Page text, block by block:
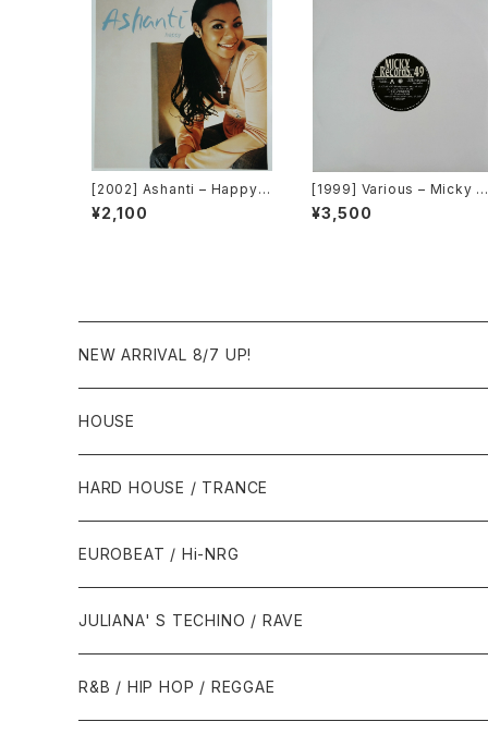
[2002] Ashanti – Happy
[Murder Inc Records]
¥2,100
[1999] Various – Micky R
ecord Vol. 49 [Micky Rec
ords Inc.][PROMO]
¥3,500
NEW ARRIVAL 8/7 UP!
HOUSE
1980年代
1987年・以前
1988年
1990年代
1990年
1991年
2000年代
2000年
2010年代
HARD HOUSE / TRANCE
1990年代
1994年・以前
1995年
2000年代
2000年
EUROBEAT / Hi-NRG
1980年代
1986年・以前
1990年代
JULIANA' S TECHINO / RAVE
1990年代
R&B / HIP HOP / REGGAE